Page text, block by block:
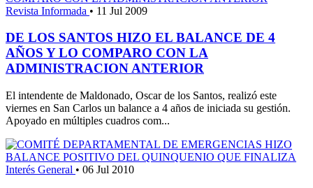
Revista Informada • 11 Jul 2009
DE LOS SANTOS HIZO EL BALANCE DE 4
AÑOS Y LO COMPARO CON LA
ADMINISTRACION ANTERIOR
El intendente de Maldonado, Oscar de los Santos, realizó este
viernes en San Carlos un balance a 4 años de iniciada su gestión.
Apoyado en múltiples cuadros com...
Interés General • 06 Jul 2010